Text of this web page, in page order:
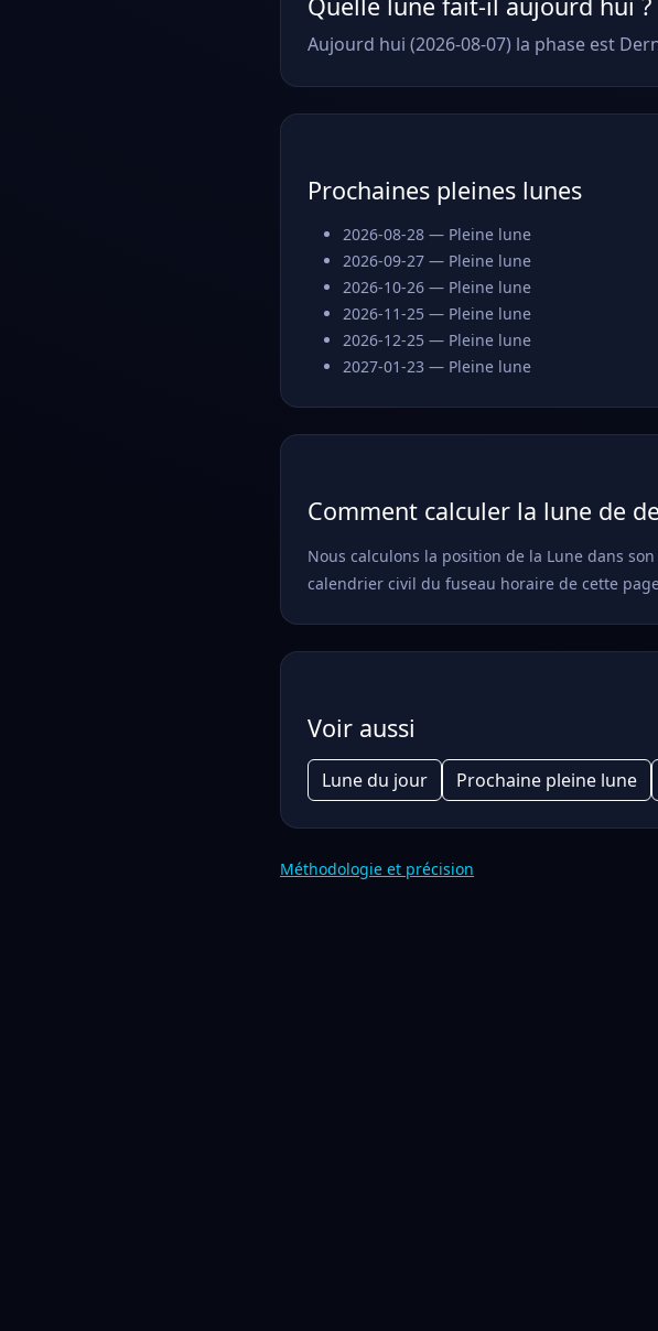
Aujourd hui (2026-08-07) la phase est
Prochaines pleines lunes
2026-08-28 — Pleine lune
2026-09-27 — Pleine lune
2026-10-26 — Pleine lune
2026-11-25 — Pleine lune
2026-12-25 — Pleine lune
2027-01-23 — Pleine lune
Comment calculer la lune de
Nous calculons la position de la Lune dans
calendrier civil du fuseau horaire de cette
Voir aussi
Lune du jour Prochaine pleine lune
Méthodologie et précision